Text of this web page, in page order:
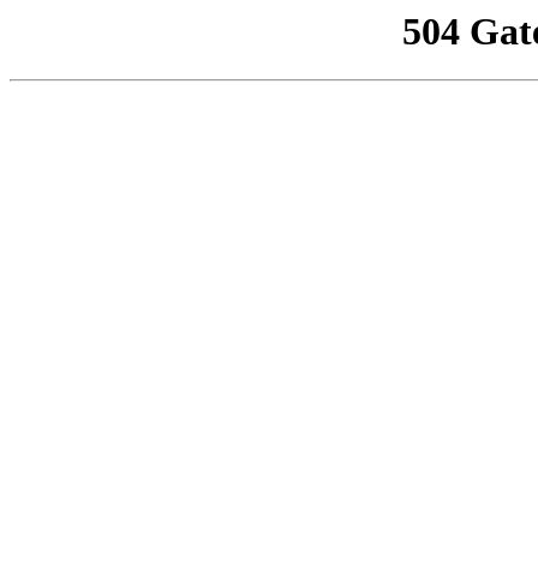
504